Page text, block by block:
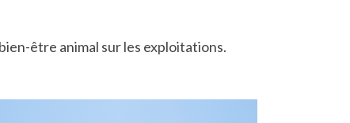
être animal sur les exploitations.